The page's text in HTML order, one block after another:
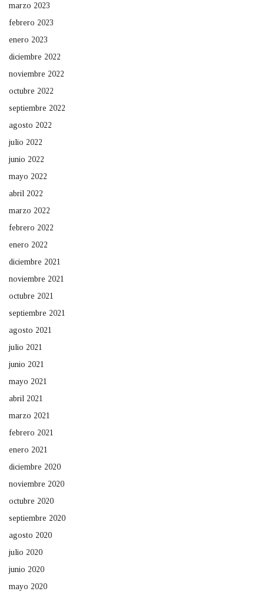
marzo 2023
febrero 2023
enero 2023
diciembre 2022
noviembre 2022
octubre 2022
septiembre 2022
agosto 2022
julio 2022
junio 2022
mayo 2022
abril 2022
marzo 2022
febrero 2022
enero 2022
diciembre 2021
noviembre 2021
octubre 2021
septiembre 2021
agosto 2021
julio 2021
junio 2021
mayo 2021
abril 2021
marzo 2021
febrero 2021
enero 2021
diciembre 2020
noviembre 2020
octubre 2020
septiembre 2020
agosto 2020
julio 2020
junio 2020
mayo 2020